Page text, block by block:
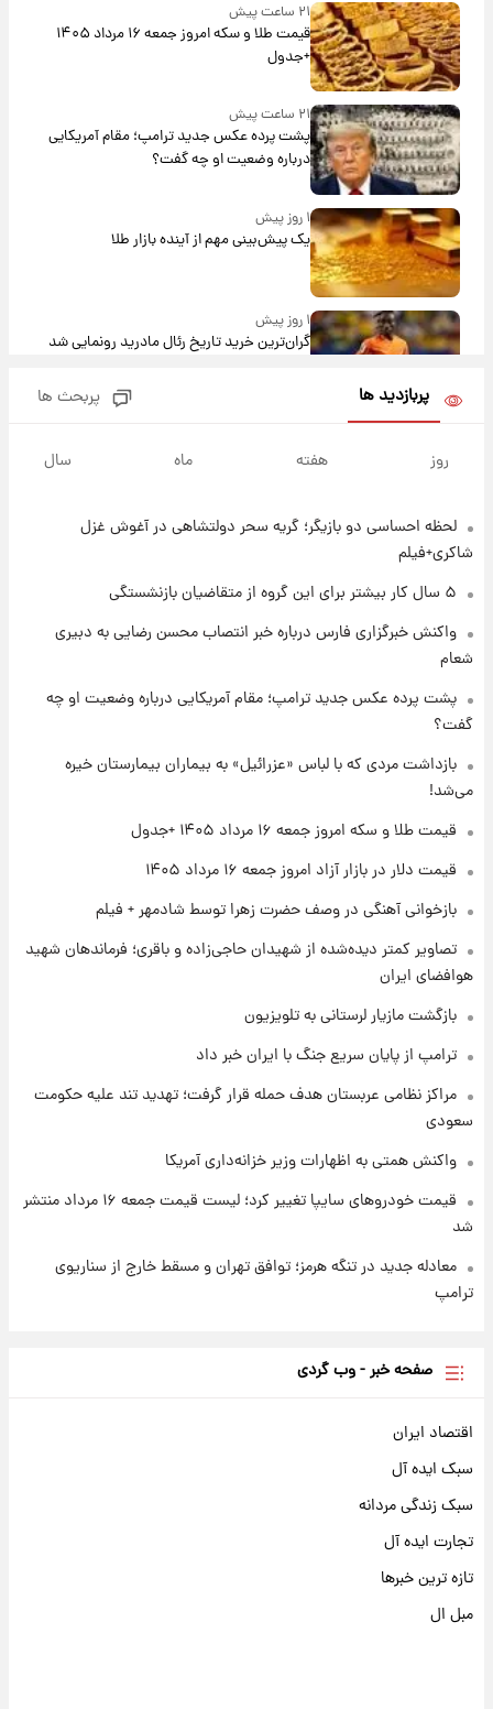
۲۱ ساعت پیش
قیمت طلا و سکه امروز جمعه ۱۶ مرداد ۱۴۰۵
+جدول
۲۱ ساعت پیش
پشت پرده عکس جدید ترامپ؛ مقام آمریکایی
درباره وضعیت او چه گفت؟
۱ روز پیش
یک پیش‌بینی مهم از آینده بازار طلا
۱ روز پیش
گران‌ترین خرید تاریخ رئال مادرید رونمایی شد
روزها پربارش‌تر خواهند بود؟
۱ روز پیش
۱ روز پیش
تغییر تند قیمت محصولات ایران‌خودرو و سایپا
امروز پنجشنبه ۱۵ مرداد ۱۴۰۵ +جدول
۱ روز پیش
قیمت طلا و سکه امروز پنجشنبه ۱۵ مرداد ۱۴۰۵
شارژ جدید کالابرگ برای سه دهک؛ جزئیات اعلام
پربازدید ها پربحث ها
روز هفته ماه سال
لحظه احساسی دو بازیگر؛ گریه سحر دولتشاهی در آغوش غزل
شاکری+فیلم
۵ سال کار بیشتر برای این گروه از متقاضیان بازنشستگی
واکنش خبرگزاری فارس درباره خبر انتصاب محسن رضایی به دبیری
شعام
پشت پرده عکس جدید ترامپ؛ مقام آمریکایی درباره وضعیت او چه
گفت؟
بازداشت مردی که با لباس «عزرائیل» به بیماران بیمارستان خیره
می‌شد!
قیمت طلا و سکه امروز جمعه ۱۶ مرداد ۱۴۰۵ +جدول
قیمت دلار در بازار آزاد امروز جمعه ۱۶ مرداد ۱۴۰۵
بازخوانی آهنگی در وصف حضرت زهرا توسط شادمهر + فیلم
تصاویر کمتر دیده‌شده از شهیدان حاجی‌زاده و باقری؛ فرماندهان شهید
هوافضای ایران
بازگشت مازیار لرستانی به تلویزیون
ترامپ از پایان سریع جنگ با ایران خبر داد
مراکز نظامی عربستان هدف حمله قرار گرفت؛ تهدید تند علیه حکومت
سعودی
واکنش همتی به اظهارات وزیر خزانه‌داری آمریکا
قیمت خودروهای سایپا تغییر کرد؛ لیست قیمت جمعه ۱۶ مرداد منتشر
شد
معادله جدید در تنگه هرمز؛ توافق تهران و مسقط خارج از سناریوی
ترامپ
صفحه خبر - وب گردی
اقتصاد ایران
سبک ایده آل
سبک زندگی مردانه
تجارت ایده آل
تازه ترین خبرها
مبل ال